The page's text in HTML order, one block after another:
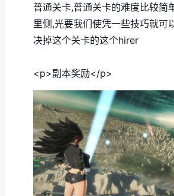
普通关卡,普通关卡的难度比较简
里侧,光要我们使凭一些技巧就可
决掉这个关卡的这个hirer
<p>副本奖励</p>